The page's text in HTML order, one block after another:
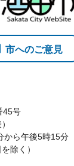
45号
から午後5時15分
除く）
市へのご意見